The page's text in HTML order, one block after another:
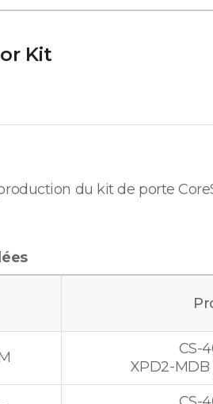
Kit
du kit de porte
CS-
XPD2-MDB